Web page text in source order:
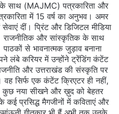
के साथ (MAJMC) पत्रकारिता और
में 15 वर्ष का अनुभव। अमर
दीं। प्रिंट और डिजिटल मीडिया
और सांस्कृतिक के साथ
से भावनात्मक जुड़ाव बनाना
लंबे करियर में उन्होंने ट्रेंडिंग कंटेंट
और उत्तराखंड की संस्कृति पर
वह सिर्फ एक कंटेंट क्रिएटर ही नहीं,
कुछ नया सीखने और ख़ुद को बेहतर
प्रसिद्ध मैगजीनों में कविताएं और